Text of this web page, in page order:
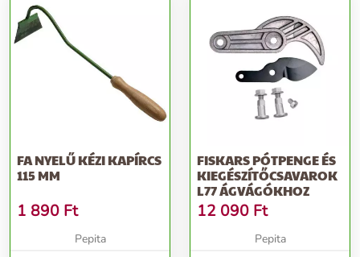
FA NYELŰ KÉZI KAPÍRCS
115 MM
1 890 Ft
Pepita
FISKARS PÓTPENGE ÉS
KIEGÉSZÍTŐCSAVAROK
L77 ÁGVÁGÓKHOZ
12 090 Ft
Pepita